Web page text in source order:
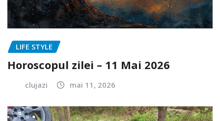
LIFE STYLE
Horoscopul zilei – 11 Mai 2026
clujazi mai 11, 2026